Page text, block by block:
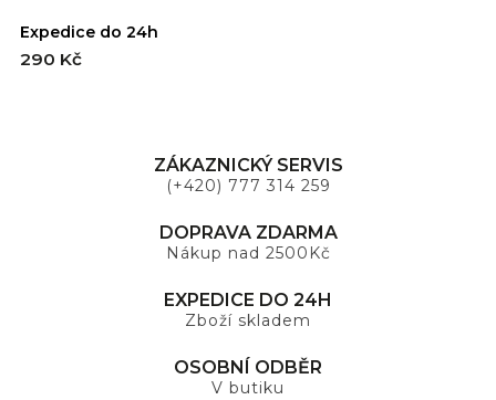
Expedice do 24h
290 Kč
ZÁKAZNICKÝ SERVIS
(+420) 777 314 259
DOPRAVA ZDARMA
Nákup nad 2500Kč
EXPEDICE DO 24H
Zboží skladem
OSOBNÍ ODBĚR
V butiku